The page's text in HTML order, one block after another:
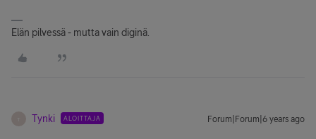
Elän pilvessä - mutta vain diginä.
Tynki ALOITTAJA Forum|Forum|6 years ago